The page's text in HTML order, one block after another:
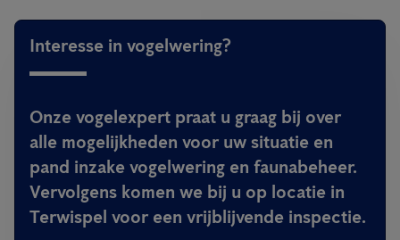
Interesse in vogelwering?
Onze vogelexpert praat u graag bij over
alle mogelijkheden voor uw situatie en
pand inzake vogelwering en faunabeheer.
Vervolgens komen we bij u op locatie in
Terwispel voor een vrijblijvende inspectie.